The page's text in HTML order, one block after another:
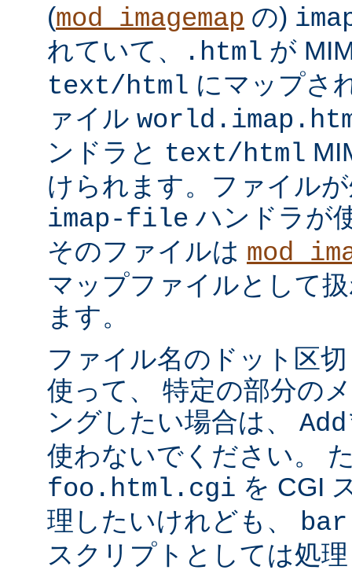
(mod_imagemap の)
れていて、
.html が
text/html にマップさ
ァイル
ンドラと text/html
けられます。ファイル
imap-file ハンドラが
そのファイルは
マップファイルとして
ます。
ファイル名のドット区
使って、 特定の部分の
ングしたい場合は、
使わないでください。
foo.html.cgi を CGI
理したいけれども、
スクリプトとしては処